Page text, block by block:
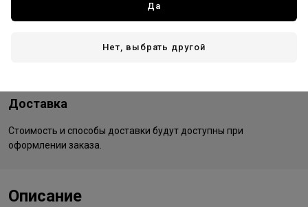
Россия - страна бренда
Доставка
Стоимость и способы доставки будут доступны при
оформлении заказа.
Описание
Да
Нет, выбрать другой